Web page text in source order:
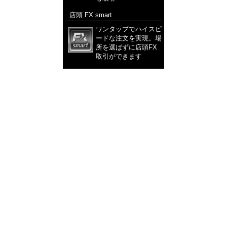
店頭 FX smart
ワンタップでハイスピ
ードな注文を実現。場
所を選ばずに店頭FX
取引ができます